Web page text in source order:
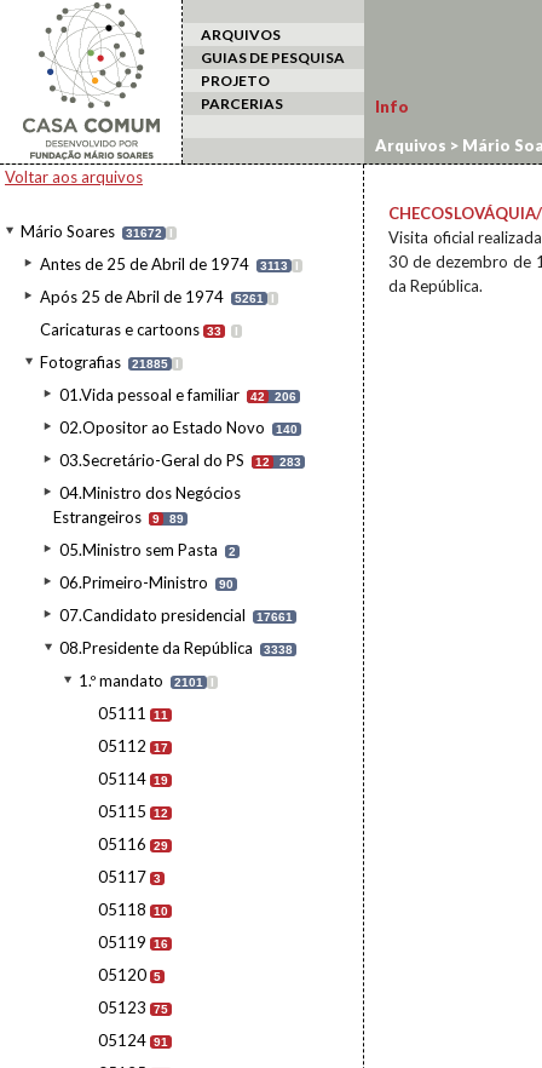
ARQUIVOS
GUIAS DE PESQUISA
PROJETO
PARCERIAS
Voltar aos arquivos
Mário Soares 31672 I
Antes de 25 de Abril de 1974 3113 I
Após 25 de Abril de 1974 5261 I
Caricaturas e cartoons 33 I
Fotografias 21885 I
01.Vida pessoal e familiar 42 206
02.Opositor ao Estado Novo 140
03.Secretário-Geral do PS 12 283
04.Ministro dos Negócios
Estrangeiros
9 89
05.Ministro sem Pasta 2
06.Primeiro-Ministro 90
07.Candidato presidencial 17661
08.Presidente da República 3338
1.º mandato 2101 I
05111 11
05112 17
05114 19
05115 12
05116 29
05117 3
05118 10
05119 16
05120 5
05123 75
05124 91
Info
Arquivos > Mário
estrangeiro>
Visita oficial
30 de dezembro de
da República.